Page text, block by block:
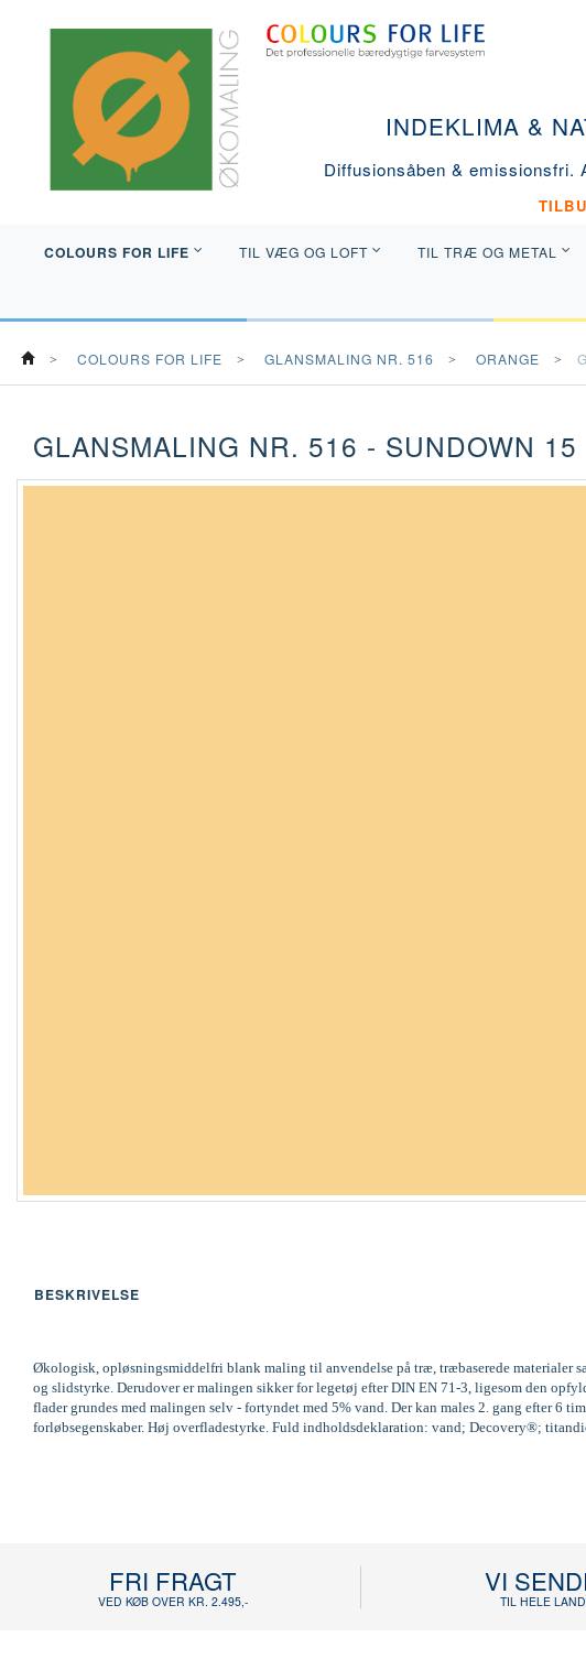
INDEKLIMA &
Diffusionsåben &
COLOURS FOR LIFE TIL VÆG OG LOFT TIL TRÆ OG METAL
COLOURS FOR LIFE GLANSMALING NR. 516 ORANGE
GLANSMALING NR. 516 - SUNDOWN 15
BESKRIVELSE
Økologisk, opløsningsmiddelfri blank maling til anvendelse på træ, træbaserede materialer
og slidstyrke. Derudover er malingen sikker for legetøj efter DIN EN 71-3, ligesom den
flader grundes med malingen selv - fortyndet med 5% vand. Der kan males 2. gang efter 6
forløbsegenskaber. Høj overfladestyrke. Fuld indholdsdeklaration: vand; Decovery®;
FRI FRAGT
VED KØB OVER KR. 2.495,-
VI
TIL HELE